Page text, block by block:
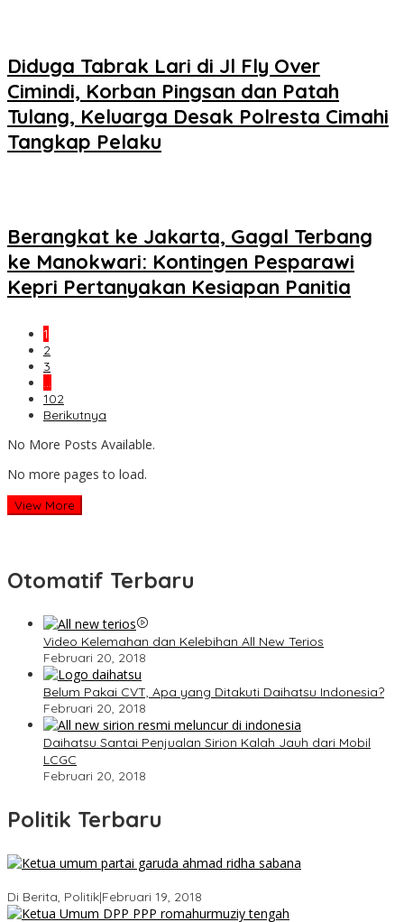
Diduga Tabrak Lari di Jl Fly Over
Cimindi, Korban Pingsan dan Patah
Tulang, Keluarga Desak Polresta Cimahi
Tangkap Pelaku
Berangkat ke Jakarta, Gagal Terbang
ke Manokwari: Kontingen Pesparawi
Kepri Pertanyakan Kesiapan Panitia
1
2
3
…
102
Berikutnya
No More Posts Available.
No more pages to load.
View More
Otomatif Terbaru
Video Kelemahan dan Kelebihan All New Terios
Februari 20, 2018
Belum Pakai CVT, Apa yang Ditakuti Daihatsu Indonesia?
Februari 20, 2018
Daihatsu Santai Penjualan Sirion Kalah Jauh dari Mobil
LCGC
Februari 20, 2018
Politik Terbaru
Di Berita, Politik|Februari 19, 2018